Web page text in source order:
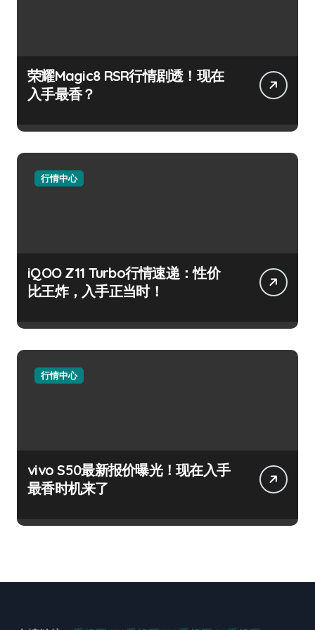
荣耀Magic8 RSR行情剧透！现在
入手最香？
行情中心
iQOO Z11 Turbo行情速递：性价
比王炸，入手正当时！
行情中心
vivo S50最新报价曝光！现在入手
最香时机来了